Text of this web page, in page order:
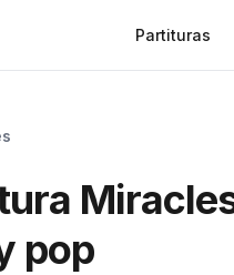
Partituras
pop